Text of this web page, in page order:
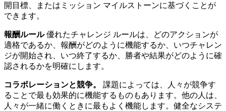
開目標、またはミッション マイルストーンに基づくことが
できます。
報酬ルール優れたチャレンジ ルールは、どのアクションが
適格であるか、報酬がどのように機能するか、いつチャレン
ジが開始され、いつ終了するか、勝者や結果がどのように確
認されるかを明確にします。
コラボレーションと競争。
課題によっては、人々が競争す
ることで最も効果的に機能するものもあります。他の人は、
人々が一緒に働くときに最もよく機能します。健全なシステ